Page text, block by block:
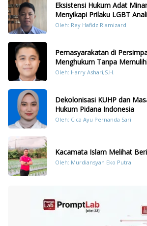
Eksistensi Hukum Adat
Menyikapi Prilaku LGBT
Dengan Hukum Pidana
Oleh: Rey Hafidz Riamizard
Pemasyarakatan di
Menghukum Tanpa
Oleh: Harry Ashari,S.H.
Dekolonisasi KUHP dan
Hukum Pidana Indonesia
Oleh: Cica Ayu Pernanda Sari
Kacamata Islam Melihat
Oleh: Murdiansyah Eko Putra